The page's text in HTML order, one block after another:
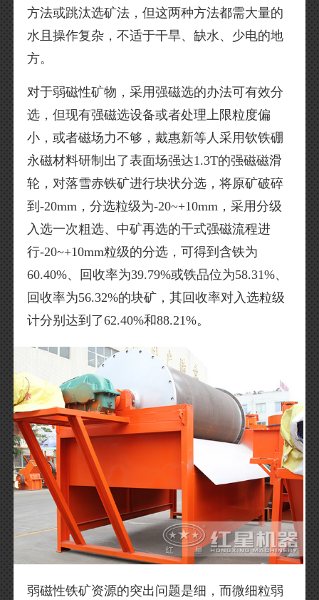
方法或跳汰选矿法，但这两种方法都需大量的
水且操作复杂，不适于干旱、缺水、少电的地
方。
对于弱磁性矿物，采用强磁选的办法可有效分
选，但现有强磁选设备或者处理上限粒度偏
小，或者磁场力不够，戴惠新等人采用钦铁硼
永磁材料研制出了表面场强达1.3T的强磁磁滑
轮，对落雪赤铁矿进行块状分选，将原矿破碎
到-20mm，分选粒级为-20~+10mm，采用分级
入选一次粗选、中矿再选的干式强磁流程进
行-20~+10mm粒级的分选，可得到含铁为
60.40%、回收率为39.79%或铁品位为58.31%、
回收率为56.32%的块矿，其回收率对入选粒级
计分别达到了62.40%和88.21%。
弱磁性铁矿资源的突出问题是细，而微细粒弱